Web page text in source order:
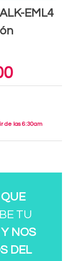
EML4
de las 6:30am
TU
Y NOS
DEL